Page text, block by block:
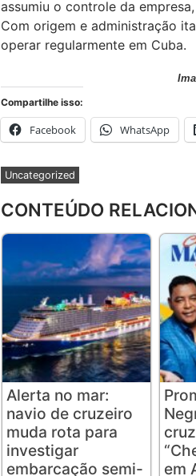
assumiu o controle da
Com origem e administração
operar regularmente em Cuba.
Compartilhe isso:
Facebook WhatsApp
Uncategorized
CONTEÚDO
Alerta no mar:
navio de cruzeiro
muda rota para
investigar
embarcação semi-
em